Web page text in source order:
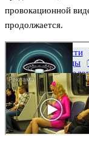
провокационной
продолжается.